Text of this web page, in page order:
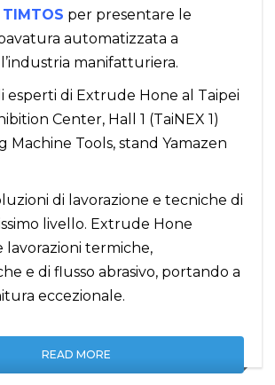
TIMTOS per presentare le
automatizzata a
manifatturiera.
esperti di Extrude Hone al Taipei
Center, Hall 1 (TaiNEX 1)
Machine Tools, stand Yamazen
di lavorazione e tecniche di
livello. Extrude Hone
lavorazioni termiche,
e di flusso abrasivo, portando a
eccezionale.
READ MORE